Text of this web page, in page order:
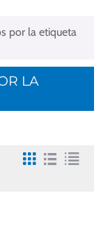
por la etiqueta
LA